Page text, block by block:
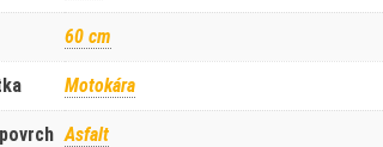
60 cm
Motokára
Asfalt